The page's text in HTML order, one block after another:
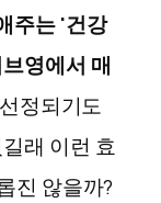
주는 '건강
영에서 매
정되기도
래 이런 효
진 않을까?